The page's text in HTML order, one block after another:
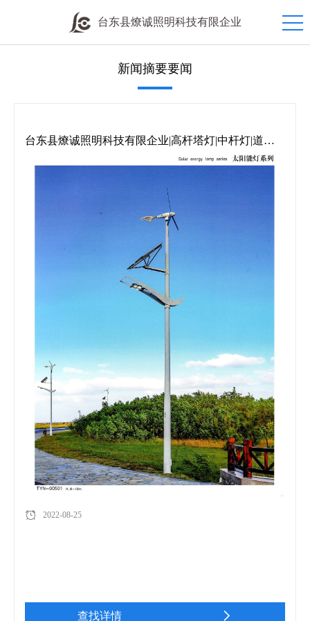
台东县燎诚照明科技有限企业
新闻摘要要闻
台东县燎诚照明科技有限企业|高杆塔灯|中杆灯|道路
灯|庭院灯|草坪灯|地埋灯|欧式灯|防潮灯|工矿灯|机床灯|
2022-08-25
查找详情